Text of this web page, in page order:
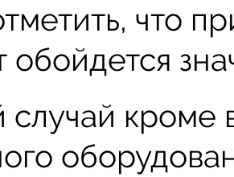
что
обойдется
случай кроме